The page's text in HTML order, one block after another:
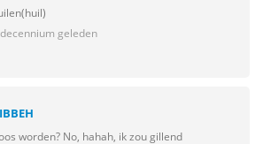
geleden
worden? No, hahah, ik zou gillend